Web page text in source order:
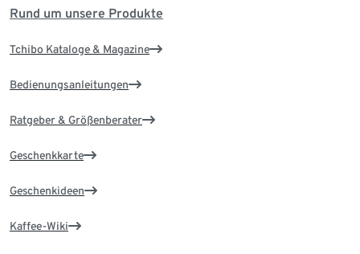
Rund um unsere Produkte
Tchibo Kataloge & Magazine
Bedienungsanleitungen
Ratgeber & Größenberater
Geschenkkarte
Geschenkideen
Kaffee-Wiki